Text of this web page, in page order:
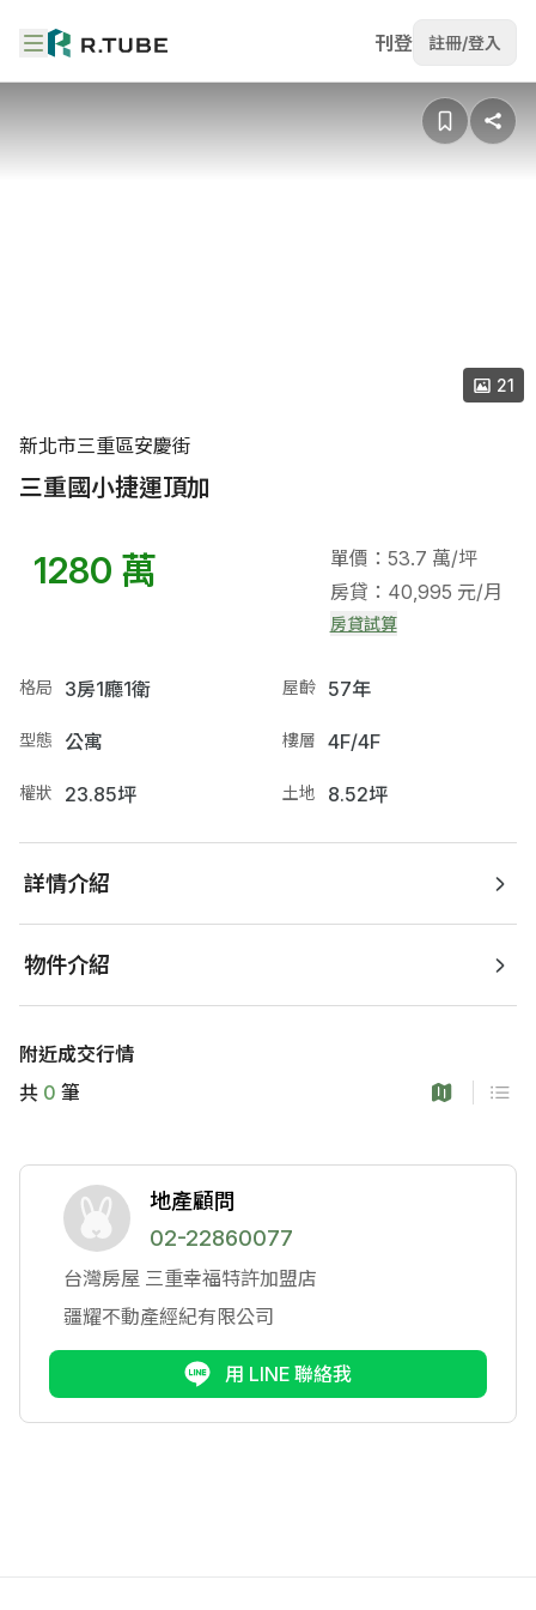
刊登 註冊/登入
新北市三重區安慶街
三重國小捷運頂加
21
1280 萬
單價：53.7 萬/坪
房貸：40,995 元/月
房貸試算
格局 3房1廳1衛 屋齡 57年
型態 公寓 樓層 4F/4F
權狀 23.85坪 土地 8.52坪
詳情介紹
物件介紹
附近成交行情
共 0 筆
地產顧問
02-22860077
台灣房屋 三重幸福特許加盟店
疆耀不動產經紀有限公司
用 LINE 聯絡我